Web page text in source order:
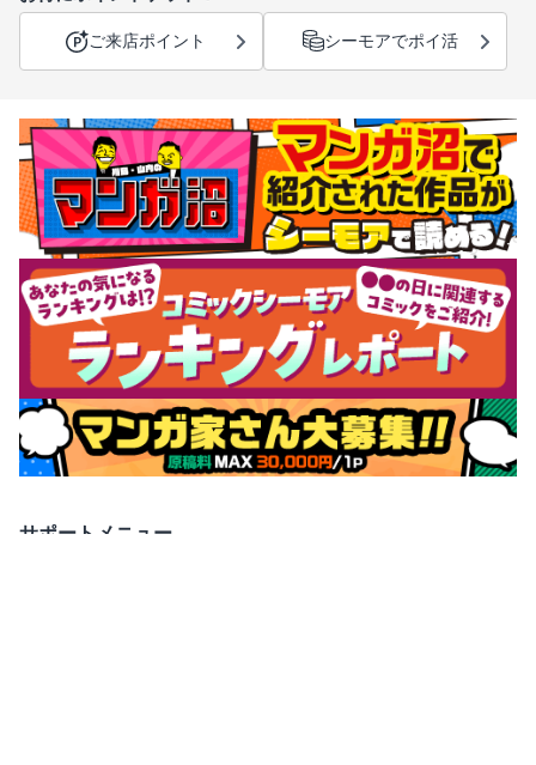
ご来店ポイント シーモアでポイ活
サポートメニュー